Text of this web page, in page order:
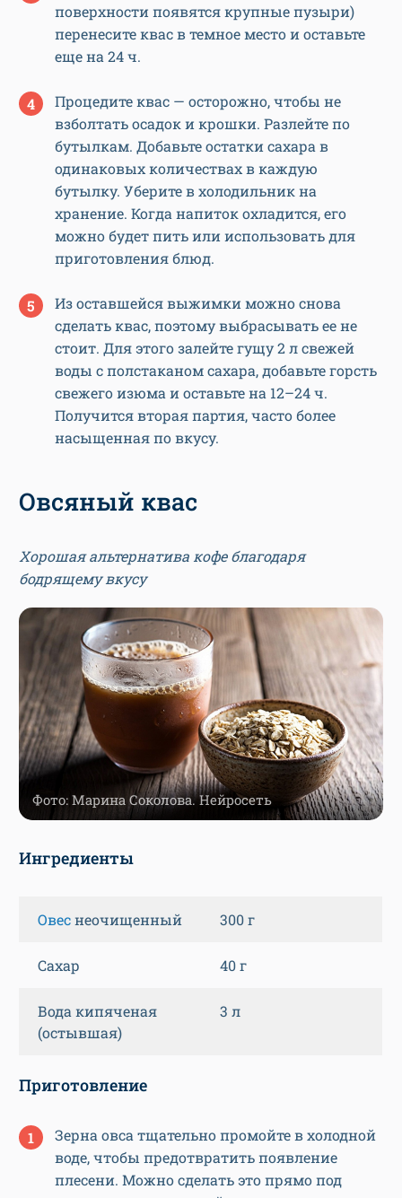
поверхности появятся крупные пузыри)
перенесите квас в темное место и оставьте
еще на 24 ч.
Процедите квас — осторожно, чтобы не
взболтать осадок и крошки. Разлейте по
бутылкам. Добавьте остатки сахара в
одинаковых количествах в каждую
бутылку. Уберите в холодильник на
хранение. Когда напиток охладится, его
можно будет пить или использовать для
приготовления блюд.
Из оставшейся выжимки можно снова
сделать квас, поэтому выбрасывать ее не
стоит. Для этого залейте гущу 2 л свежей
воды с полстаканом сахара, добавьте горсть
свежего изюма и оставьте на 12–24 ч.
Получится вторая партия, часто более
насыщенная по вкусу.
Овсяный квас
Хорошая альтернатива кофе благодаря
бодрящему вкусу
Фото: Марина Соколова. Нейросеть
Ингредиенты
Овеснеочищенный 300 г
Сахар 40 г
Вода кипяченая
(остывшая)
3 л
Приготовление
Зерна овса тщательно промойте в холодной
воде, чтобы предотвратить появление
плесени. Можно сделать это прямо под